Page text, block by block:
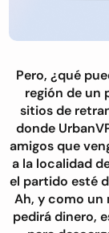
Pero, ¿qué
región de un
sitios de
donde
amigos que
a la localidad
el partido esté
Ah, y como un
pedirá dinero,